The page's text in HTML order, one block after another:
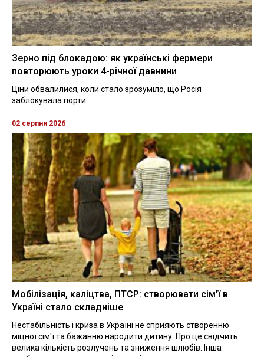
Зерно під блокадою: як українські фермери
повторюють уроки 4-річної давнини
Ціни обвалилися, коли стало зрозуміло, що Росія
заблокувала порти
02 серпня 2026
Мобілізація, каліцтва, ПТСР: створювати сім'ї в
Україні стало складніше
Нестабільність і криза в Україні не сприяють створенню
міцної сім'ї та бажанню народити дитину. Про це свідчить
велика кількість розлучень та зниження шлюбів. Інша